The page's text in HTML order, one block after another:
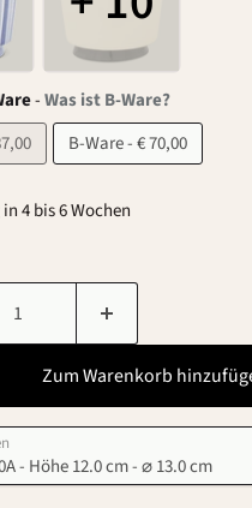
-Was ist B-Ware?
B-Ware - € 70,00
4 bis 6 Wochen
Zum Warenkorb